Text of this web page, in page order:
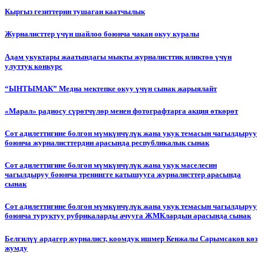
Кыргыз гезиттерин тушаган каатчылык
Журналисттер үчүн шайлоо боюнча чакан окуу куралы
Адам укуктары жаатындагы мыкты журналисттик иликтөө үчүн
улуттук конкурс
“ЫНТЫМАК” Медиа мектепке окуу үчүн сынак жарыялайт
«Марал» радиосу сүрөтчүлөр менен фотографтарга акция өткөрөт
Сот адилеттигине болгон мүмкүнчүлүк жана укук темасын чагылдыруу
боюнча журналисттердин арасында республикалык сынак
Сот адилеттигине болгон мүмкүнчүлүк жана укук маселесин
чагылдыруу боюнча тренингге катышууга журналисттер арасында
сынак
Сот адилеттигине болгон мүмкүнчүлүк жана укук темасын чагылдыруу
боюнча туруктуу рубрикаларды ачууга ЖМКлардын арасында сынак
Белгилүү ардагер журналист, коомдук ишмер Кенжалы Сарымсаков көз
жумду